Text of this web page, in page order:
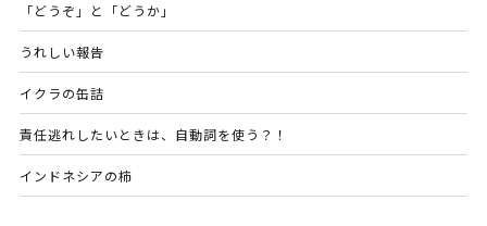
「どうぞ」と「どうか」
うれしい報告
イクラの缶詰
責任逃れしたいときは、自動詞を使う？！
インドネシアの柿